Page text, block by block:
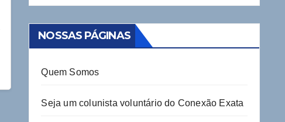
NOSSAS PÁGINAS
Quem Somos
Seja um colunista voluntário do Conexão Exata